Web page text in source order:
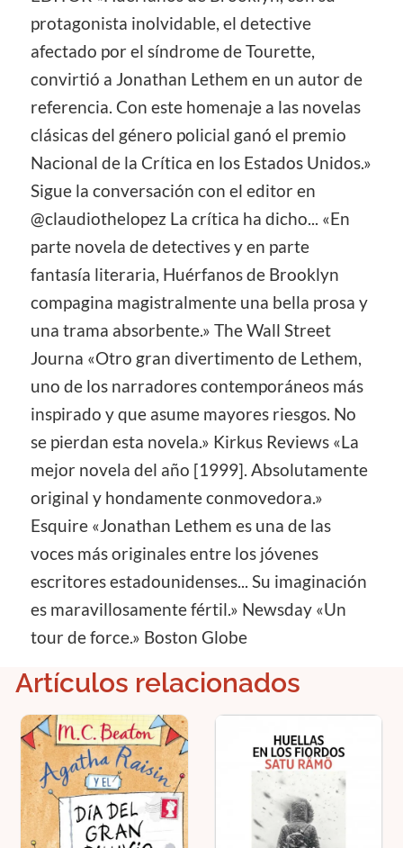
protagonista inolvidable, el detective
afectado por el síndrome de Tourette,
convirtió a Jonathan Lethem en un autor de
referencia. Con este homenaje a las novelas
clásicas del género policial ganó el premio
Nacional de la Crítica en los Estados Unidos.»
Sigue la conversación con el editor en
@claudiothelopez La crítica ha dicho... «En
parte novela de detectives y en parte
fantasía literaria, Huérfanos de Brooklyn
compagina magistralmente una bella prosa y
una trama absorbente.» The Wall Street
Journa «Otro gran divertimento de Lethem,
uno de los narradores contemporáneos más
inspirado y que asume mayores riesgos. No
se pierdan esta novela.» Kirkus Reviews «La
mejor novela del año [1999]. Absolutamente
original y hondamente conmovedora.»
Esquire «Jonathan Lethem es una de las
voces más originales entre los jóvenes
escritores estadounidenses... Su imaginación
es maravillosamente fértil.» Newsday «Un
tour de force.» Boston Globe
Artículos relacionados